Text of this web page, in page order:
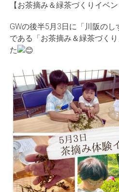
【お茶摘み＆緑茶づくりイベン
GWの後半5月3日に「川阪のし
である「お茶摘み＆緑茶づく
た